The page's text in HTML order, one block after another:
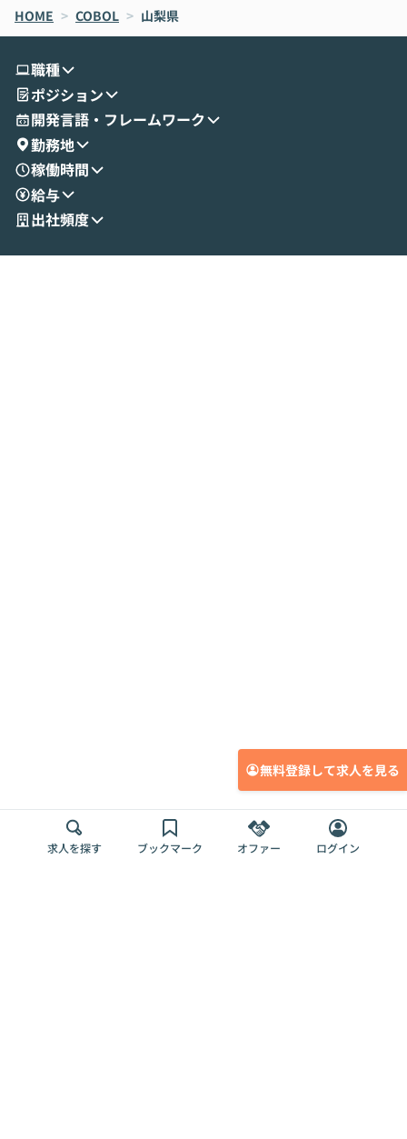
oworkの基本的な機能をご紹介いただきま
す。 続く公開デモでは、実際にCoworkを
せいただきます。数分でワークフローが完
成する手軽さや、Gmail等の外部サービス
とセキュアに連携できるポイントなど、実
演を通じて具体的なイメージをお届けしま
す。 後半のディスカッションでは、セキュ
リティの考え方や社内導入の進め方など、
現場目線でさらに深掘りしていきます。
「自分の業務をAIで自動化してみたいけ
いう方にこそ参加いただきたいイベントで
ント構築の最前
HOME > COBOL > 山梨県
職種
ポジション
開発言語・フレームワーク
勤務地
稼働時間
給与
出社頻度
無料登録して求人を見る
求人を探す ブックマーク オファー ログイン